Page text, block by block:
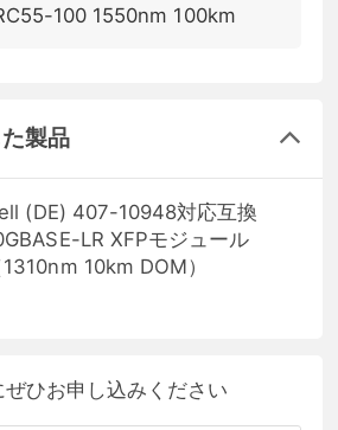
100 1550nm 100km
製品
(DE) 407-10948対応互換
LR XFPモジュール
1310nm 10km DOM）
ひお申し込みください